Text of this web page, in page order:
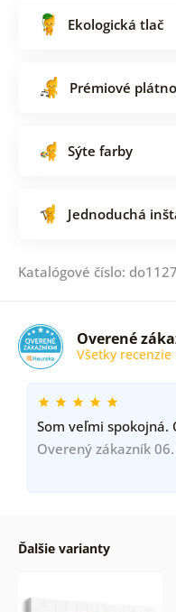
Ekologická tlač
Prémiové
Sýte farby
Jednoduchá
Katalógové číslo:
Overené
Všetky recenzie
Som veľmi spokojná.
Overený zákazník
Ďalšie varianty